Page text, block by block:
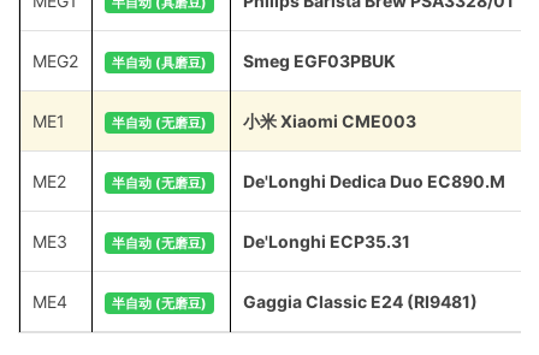
MEG2 半自动 (具磨豆) Smeg EGF03PBUK
ME1 半自动 (无磨豆) 小米 Xiaomi CME003
ME2 半自动 (无磨豆) De'Longhi Dedica Duo EC890.M
ME3 半自动 (无磨豆) De'Longhi ECP35.31
ME4 半自动 (无磨豆) Gaggia Classic E24 (RI9481)